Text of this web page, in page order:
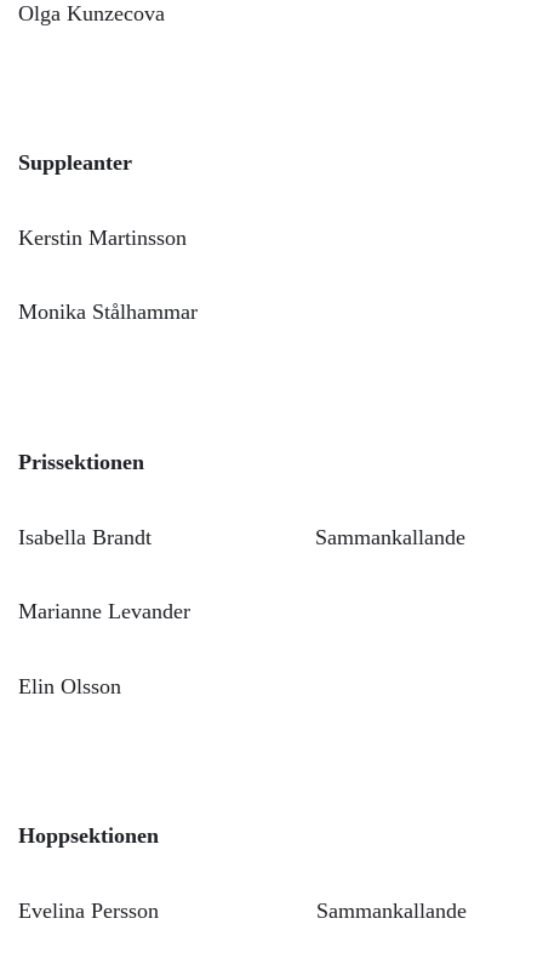
Olga Kunzecova
Suppleanter
Kerstin Martinsson
Monika Stålhammar
Prissektionen
Isabella Brandt Sammankallande
Marianne Levander
Elin Olsson
Hoppsektionen
Evelina Persson Sammankallande